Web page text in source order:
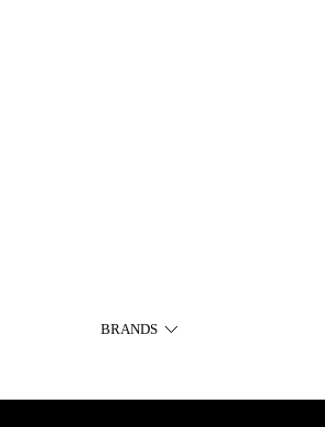
BRANDS